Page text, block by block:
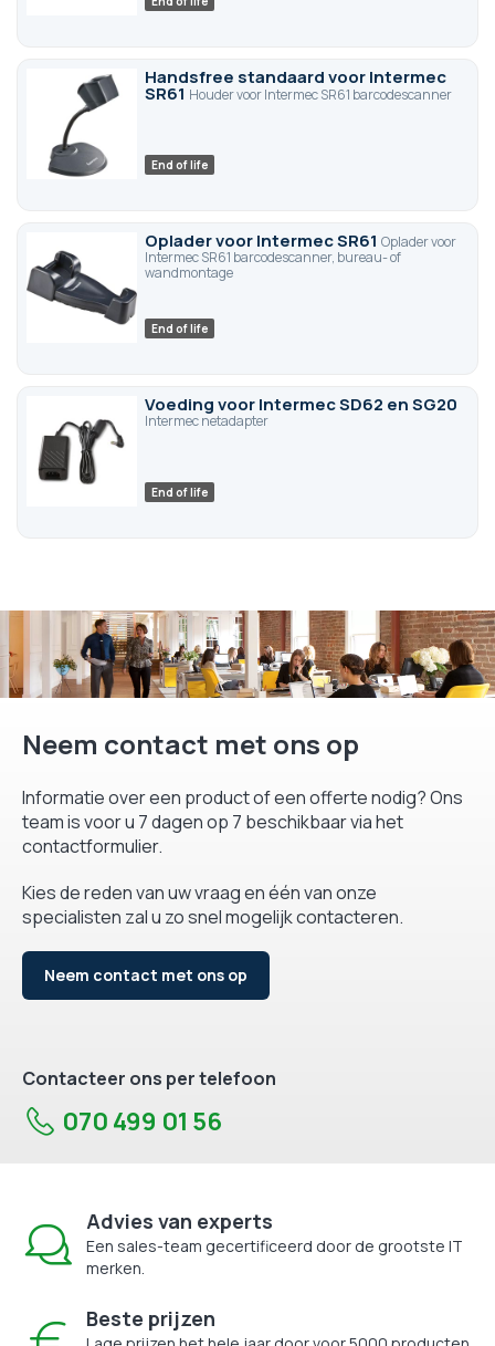
Handsfree standaard voor Intermec
SR61 Houder voor Intermec SR61 barcodescanner
End of life
Oplader voor Intermec SR61 Oplader voor
Intermec SR61 barcodescanner, bureau- of
wandmontage
End of life
Voeding voor Intermec SD62 en SG20
Intermec netadapter
End of life
Neem contact met ons op
Informatie over een product of een offerte nodig? Ons
team is voor u 7 dagen op 7 beschikbaar via het
contactformulier.
Kies de reden van uw vraag en één van onze
specialisten zal u zo snel mogelijk contacteren.
Neem contact met ons op
Contacteer ons per telefoon
070 499 01 56
Advies van experts
Een sales-team gecertificeerd door de grootste IT
merken.
Beste prijzen